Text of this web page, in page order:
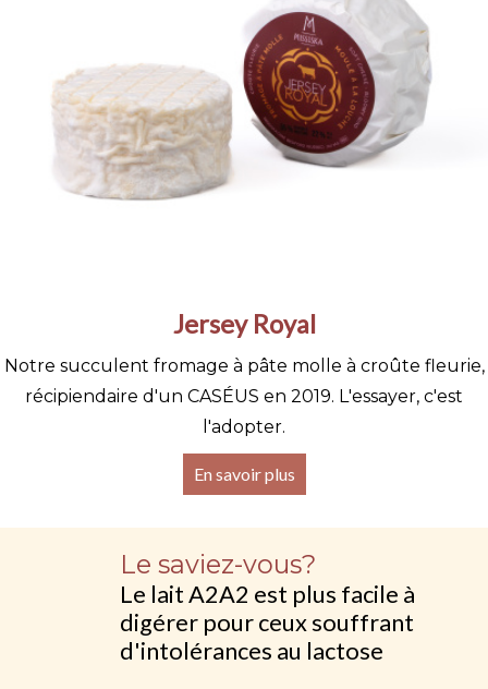
Jersey Royal
Notre succulent fromage à pâte molle à croûte fleurie,
récipiendaire d'un CASÉUS en 2019. L'essayer, c'est
l'adopter.
En savoir plus
Le saviez-vous?
Le lait A2A2 est plus facile à
digérer pour ceux souffrant
d'intolérances au lactose